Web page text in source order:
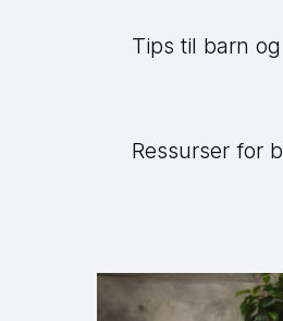
Tips til barn
Ressurser for